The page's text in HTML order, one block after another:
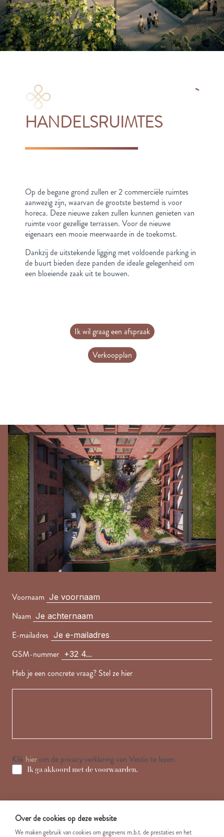
HANDELSRUIMTES
Op de begane grond zullen er 2 commerciële ruimtes
aanwezig zijn, waarvan de grootste bestemd is voor
horeca. Deze nieuwe zaken zullen kunnen genieten van
ruimte voor gezellige terrassen. Voor de nieuwe
eigenaars een mooie meerwaarde in de toekomst.
Dankzij de uitstekende ligging met voldoende parking in
de buurt bieden deze panden de ideale gelegenheid om
een bloeiende zaak uit te bouwen.
Ik wil graag een afspraak
Verkoopplan
Voornaam*
Naam*
E-mailadres*
GSM-nummer*
Heb je een concrete vraag? Stel ze hier
Klik hier om de privacy verklaring van Vestio te lezen.
Ik ga akkoord met de voorwaarden.
Over de cookies op deze website
We maken gebruik van cookies om gegevens m.b.t. de prestaties en het